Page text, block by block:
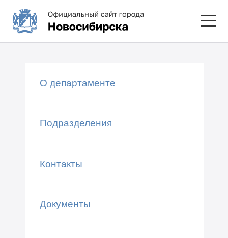
О департаменте
Подразделения
Контакты
Документы